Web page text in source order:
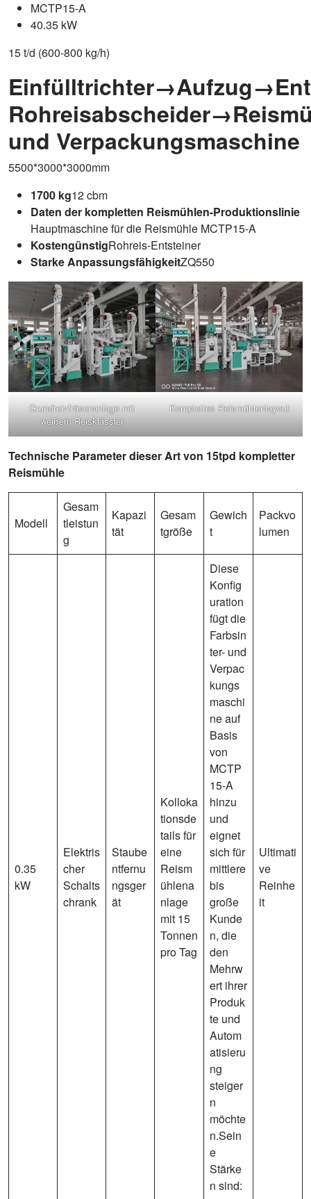
MCTP15-A
40.35 kW
15 t/d (600-800 kg/h)
und Verpackungsmaschine
5500*3000*3000mm
1700 kg12 cbm
Daten der kompletten Reismühlen-Produktionslinie
Hauptmaschine für die Reismühle MCTP15-A
KostengünstigRohreis-Entsteiner
Starke AnpassungsfähigkeitZQ550
Grundreizfräsenanlage mit
weißem Reisklässler
Komplettes Reismühlenlayout
Technische Parameter dieser Art von 15tpd kompletter
Reismühle
Modell
Gesam
tleistun
g
Kapazi
tät
Gesam
tgröße
Gewich
t
Packvo
lumen
0.35
kW
Elektris
cher
Schalts
chrank
Staube
ntfernu
ngsger
ät
Kolloka
tionsde
tails für
eine
Reism
ühlena
nlage
mit 15
Tonnen
pro Tag
Diese
Konfig
uration
fügt die
Farbsin
ter- und
Verpac
kungs
maschi
ne auf
Basis
von
MCTP
15-A
hinzu
und
eignet
sich für
mittlere
bis
große
Kunde
n, die
den
Mehrw
ert ihrer
Produk
te und
Autom
atisieru
ng
steiger
n
möchte
n.Sein
e
Stärke
n sind:
Ultimati
ve
Reinhe
it